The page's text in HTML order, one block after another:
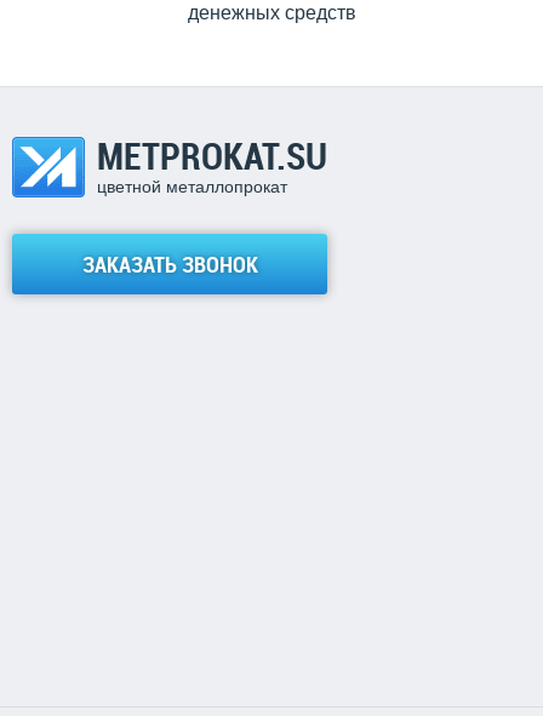
денежных средств
METPROKAT.SU
цветной металлопрокат
ЗАКАЗАТЬ ЗВОНОК